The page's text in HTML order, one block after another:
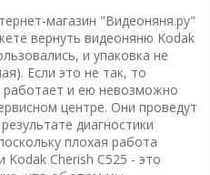
магазин "Видеоняня.ру"
вернуть видеоняню Kodak
и упаковка не
Если это не так, то
и ею невозможно
центре. Они проведут
диагностики
плохая работа
Cherish C525 - это